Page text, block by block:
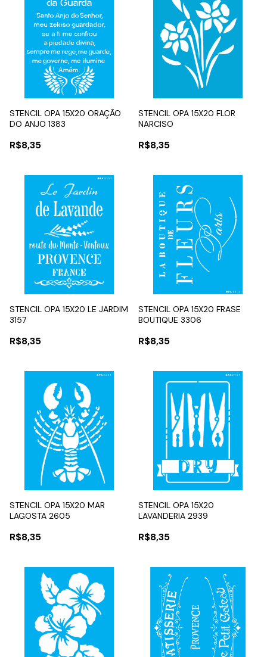
STENCIL OPA 15X20 ORAÇÃO
DO ANJO 1383
R$8,35
STENCIL OPA 15X20 FLOR
NARCISO
R$8,35
STENCIL OPA 15X20 LE JARDIM
3157
R$8,35
STENCIL OPA 15X20 FRASE
BOUTIQUE 3306
R$8,35
STENCIL OPA 15X20 MAR
LAGOSTA 2605
R$8,35
STENCIL OPA 15X20
LAVANDERIA 2939
R$8,35